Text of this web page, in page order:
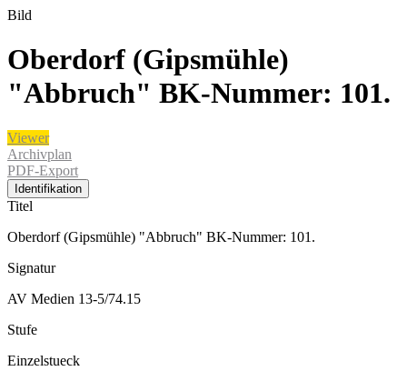
Bild
Oberdorf (Gipsmühle)
"Abbruch" BK-Nummer: 101.
Viewer
Archivplan
PDF-Export
Identifikation
Titel
Oberdorf (Gipsmühle) "Abbruch" BK-Nummer: 101.
Signatur
AV Medien 13-5/74.15
Stufe
Einzelstueck